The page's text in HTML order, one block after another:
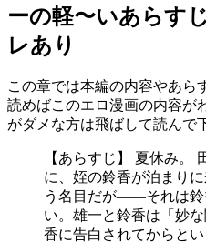
ーの軽〜いあらす
レあり
この章では本編の内容やあら
読めばこのエロ漫画の内容
がダメな方は飛ばして読んで
【あらすじ】 夏休み。
に、姪の鈴香が泊まり
う名目だが――それは鈴
い。雄一と鈴香は「妙
香に告白されてからと